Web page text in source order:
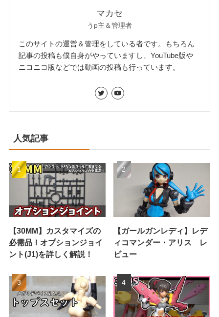
マカセ
うp主＆管理者
このサイトの運営＆管理をしている者です。もちろん
記事の投稿も僕自身がやっていますし、YouTube版や
ニコニコ版などでは動画の投稿も行っています。
人気記事
【30MM】カスタマイズの
必需品！オプションジョイ
ント(J1)を詳しく解説！
【ガールガンレディ】レデ
ィコマンダー・アリス レ
ビュー